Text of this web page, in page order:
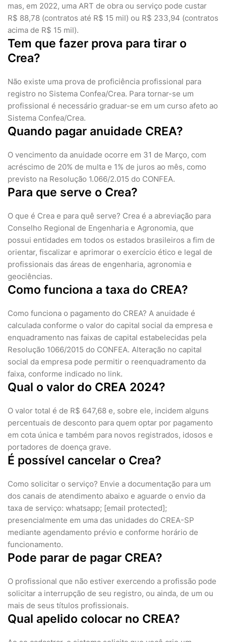
mas, em 2022, uma ART de obra ou serviço pode custar
R$ 88,78 (contratos até R$ 15 mil) ou R$ 233,94 (contratos
acima de R$ 15 mil).
Tem que fazer prova para tirar o
Crea?
Não existe uma prova de proficiência profissional para
registro no Sistema Confea/Crea. Para tornar-se um
profissional é necessário graduar-se em um curso afeto ao
Sistema Confea/Crea.
Quando pagar anuidade CREA?
O vencimento da anuidade ocorre em 31 de Março, com
acréscimo de 20% de multa e 1% de juros ao mês, como
previsto na Resolução 1.066/2.015 do CONFEA.
Para que serve o Crea?
O que é Crea e para quê serve? Crea é a abreviação para
Conselho Regional de Engenharia e Agronomia, que
possui entidades em todos os estados brasileiros a fim de
orientar, fiscalizar e aprimorar o exercício ético e legal de
profissionais das áreas de engenharia, agronomia e
geociências.
Como funciona a taxa do CREA?
Como funciona o pagamento do CREA? A anuidade é
calculada conforme o valor do capital social da empresa e
enquadramento nas faixas de capital estabelecidas pela
Resolução 1066/2015 do CONFEA. Alteração no capital
social da empresa pode permitir o reenquadramento da
faixa, conforme indicado no link.
Qual o valor do CREA 2024?
O valor total é de R$ 647,68 e, sobre ele, incidem alguns
percentuais de desconto para quem optar por pagamento
em cota única e também para novos registrados, idosos e
portadores de doença grave.
É possível cancelar o Crea?
Como solicitar o serviço? Envie a documentação para um
dos canais de atendimento abaixo e aguarde o envio da
taxa de serviço: whatsapp; [email protected];
presencialmente em uma das unidades do CREA-SP
mediante agendamento prévio e conforme horário de
funcionamento.
Pode parar de pagar CREA?
O profissional que não estiver exercendo a profissão pode
solicitar a interrupção de seu registro, ou ainda, de um ou
mais de seus títulos profissionais.
Qual apelido colocar no CREA?